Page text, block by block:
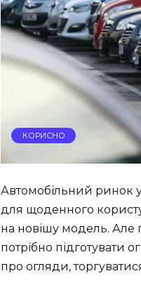
КОРИСНО
Автомобільний ринок у
для щоденного
на новішу модель. Але
потрібно підготувати
про огляди,